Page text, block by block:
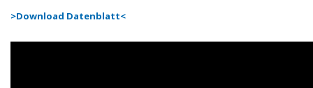
>Download Datenblatt<